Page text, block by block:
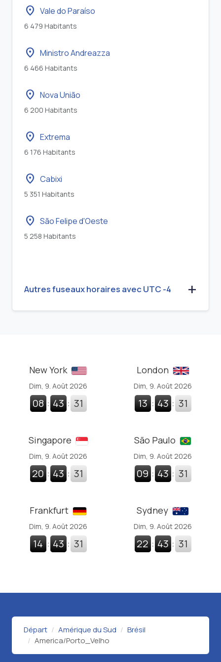
location_on Vale do Paraíso
6 479 Habitants
location_on Ministro Andreazza
6 466 Habitants
location_on Nova União
6 200 Habitants
location_on Extrema
6 176 Habitants
location_on Cabixi
5 351 Habitants
location_on São Felipe d'Oeste
5 258 Habitants
Autres fuseaux horaires avec UTC -4
New York
Dim, 9. Août 2026
08 : 43 : 32
London
Dim, 9. Août 2026
13 : 43 : 32
Singapore
Dim, 9. Août 2026
20 : 43 : 32
São Paulo
Dim, 9. Août 2026
09 : 43 : 32
Frankfurt
Dim, 9. Août 2026
14 : 43 : 32
Sydney
Dim, 9. Août 2026
22 : 43 : 32
Départ Amérique du Sud
Brésil
America/Porto_Velho